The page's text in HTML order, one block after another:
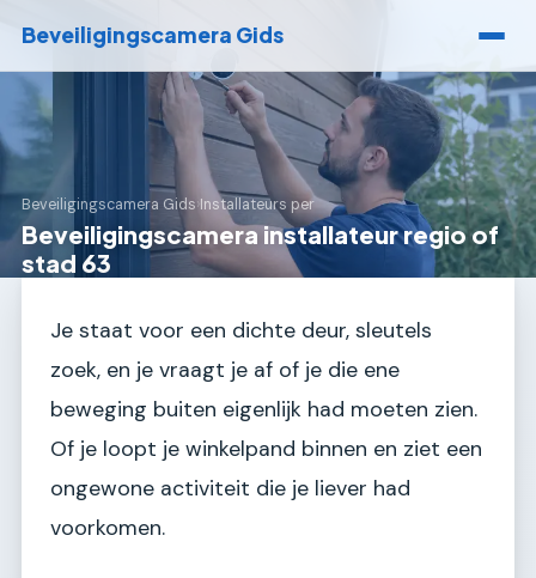
Beveiligingscamera Gids
Beveiligingscamera Gids›Installateurs per
Beveiligingscamera installateur regio of
stad 63
Je staat voor een dichte deur, sleutels
zoek, en je vraagt je af of je die ene
beweging buiten eigenlijk had moeten zien.
Of je loopt je winkelpand binnen en ziet een
ongewone activiteit die je liever had
voorkomen.